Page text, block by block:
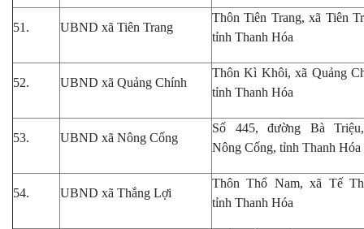
51. UBND xã Tiên Trang
Thôn Tiên Trang, xã Tiên
tỉnh Thanh Hóa
52. UBND xã Quảng Chính
Thôn Kì Khôi, xã Quảng
tỉnh Thanh Hóa
53. UBND xã Nông Cống
Số 445, đường Bà
Nông Cống, tỉnh Thanh Hóa
54. UBND xã Thắng Lợi
Thôn Thổ Nam, xã Tế
tỉnh Thanh Hóa